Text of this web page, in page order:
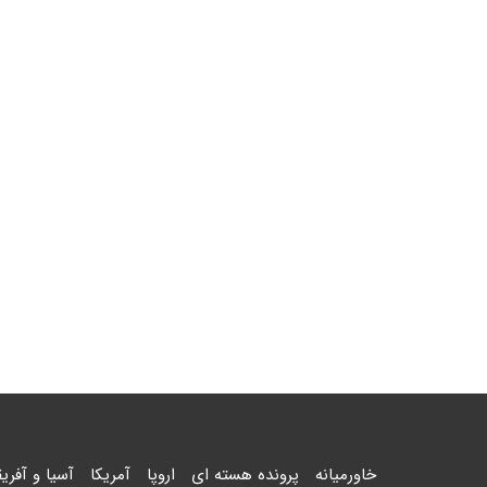
خاورمیانه پرونده هسته ای اروپا آمریکا آسیا و